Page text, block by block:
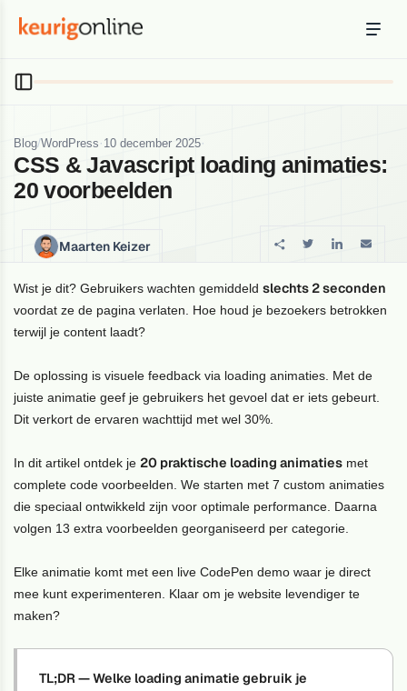
Domeinnaam
Registreer je domein
Support & kennisbank
Ontdek
Blog & tools
Je mail bekijken in een online omgeving
Blog/WordPress · 10 december 2025·
CSS & Javascript loading animaties:
20 voorbeelden
Maarten Keizer
Wist je dit? Gebruikers wachten gemiddeldslechts 2 seconden
voordat ze de pagina verlaten. Hoe houd je bezoekers betrokken
terwijl je content laadt?
De oplossing is visuele feedback via loading animaties. Met de
juiste animatie geef je gebruikers het gevoel dat er iets gebeurt.
Dit verkort de ervaren wachttijd met wel 30%.
In dit artikel ontdek je 20 praktische loading animaties met
complete code voorbeelden. We starten met 7 custom animaties
die speciaal ontwikkeld zijn voor optimale performance. Daarna
volgen 13 extra voorbeelden georganiseerd per categorie.
Elke animatie komt met een live CodePen demo waar je direct
mee kunt experimenteren. Klaar om je website levendiger te
maken?
TL;DR — Welke loading animatie gebruik je